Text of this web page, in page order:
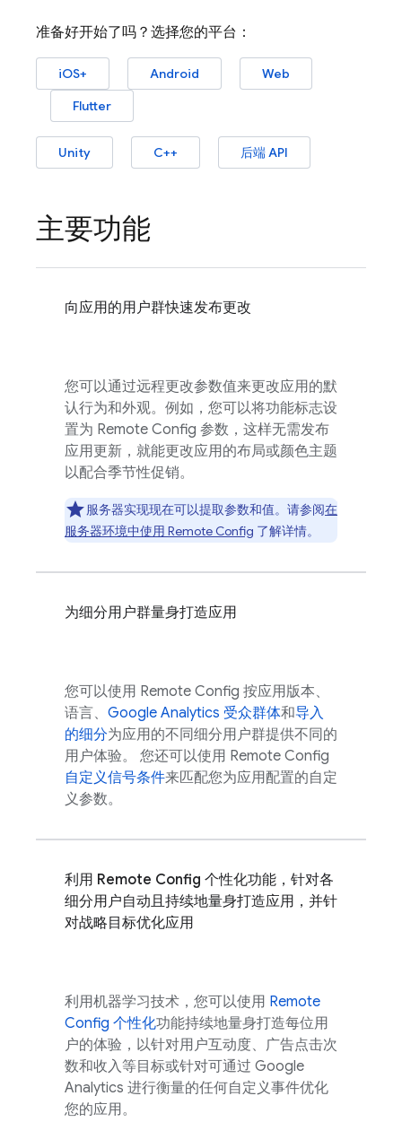
准备好开始了吗？选择您的平台：
iOS+ Android
Web
Flutter
Unity C++ 后端 API
主要功能
向应用的用户群快速发布更改
您可以通过远程更改参数值来更改应用的默
认行为和外观。例如，您可以将功能标志设
置为 Remote Config 参数，这样无需发布
应用更新，就能更改应用的布局或颜色主题
以配合季节性促销。
服务器实现现在可以提取参数和值。请参阅在
服务器环境中使用 Remote Config 了解详情。
为细分用户群量身打造应用
您可以使用 Remote Config 按应用版本、
语言、 Google Analytics 受众群体和导入
的细分为应用的不同细分用户群提供不同的
用户体验。 您还可以使用 Remote Config
自定义信号条件来匹配您为应用配置的自定
义参数。
利用 Remote Config 个性化功能，针对各
细分用户自动且持续地量身打造应用，并针
对战略目标优化应用
利用机器学习技术，您可以使用 Remote
Config 个性化功能持续地量身打造每位用
户的体验，以针对用户互动度、广告点击次
数和收入等目标或针对可通过 Google
Analytics 进行衡量的任何自定义事件优化
您的应用。